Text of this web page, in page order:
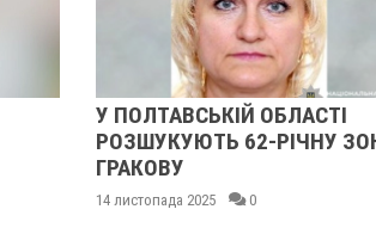
У ПОЛТАВСЬКІЙ ОБЛАСТІ
РОЗШУКУЮТЬ 62-РІЧНУ
ГРАКОВУ
14 листопада 2025 0